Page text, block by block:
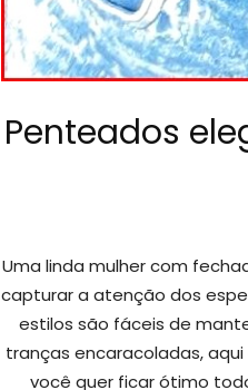
Penteados
Uma linda mulher com
capturar a atenção dos
estilos são fáceis de
tranças encaracoladas,
você quer ficar ótimo